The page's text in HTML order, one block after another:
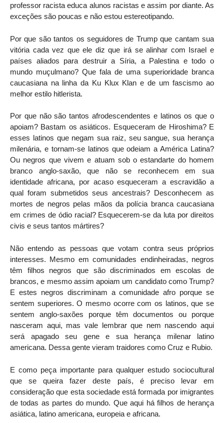
professor racista educa alunos racistas e assim por diante. As
exceções são poucas e não estou estereotipando.
Por que são tantos os seguidores de Trump que cantam sua
vitória cada vez que ele diz que irá se alinhar com Israel e
países aliados para destruir a Síria, a Palestina e todo o
mundo muçulmano? Que fala de uma superioridade branca
caucasiana na linha da Ku Klux Klan e de um fascismo ao
melhor estilo hitlerista.
Por que não são tantos afrodescendentes e latinos os que o
apoiam? Bastam os asiáticos. Esqueceram de Hiroshima? E
esses latinos que negam sua raiz, seu sangue, sua herança
milenária, e tornam-se latinos que odeiam a América Latina?
Ou negros que vivem e atuam sob o estandarte do homem
branco anglo-saxão, que não se reconhecem em sua
identidade africana, por acaso esqueceram a escravidão a
qual foram submetidos seus ancestrais? Desconhecem as
mortes de negros pelas mãos da polícia branca caucasiana
em crimes de ódio racial? Esquecerem-se da luta por direitos
civis e seus tantos mártires?
Não entendo as pessoas que votam contra seus próprios
interesses. Mesmo em comunidades endinheiradas, negros
têm filhos negros que são discriminados em escolas de
brancos, e mesmo assim apoiam um candidato como Trump?
E estes negros discriminam a comunidade afro porque se
sentem superiores. O mesmo ocorre com os latinos, que se
sentem anglo-saxões porque têm documentos ou porque
nasceram aqui, mas vale lembrar que nem nascendo aqui
será apagado seu gene e sua herança milenar latino
americana. Dessa gente vieram traidores como Cruz e Rubio.
E como peça importante para qualquer estudo sociocultural
que se queira fazer deste país, é preciso levar em
consideração que esta sociedade está formada por imigrantes
de todas as partes do mundo. Que aqui há filhos de herança
asiática, latino americana, europeia e africana.